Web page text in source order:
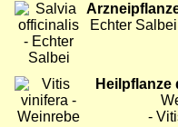
Bild
Echter
Bild
Heilpflanze
-